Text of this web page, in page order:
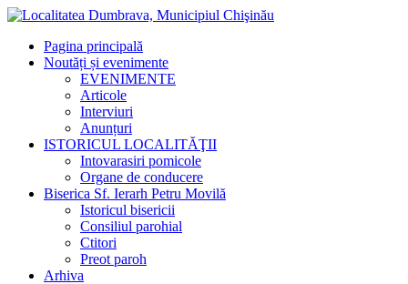
Pagina principală
Noutăți și evenimente
EVENIMENTE
Articole
Interviuri
Anunțuri
ISTORICUL LOCALITĂŢII
Intovarasiri pomicole
Organe de conducere
Biserica Sf. Ierarh Petru Movilă
Istoricul bisericii
Consiliul parohial
Ctitori
Preot paroh
Arhiva